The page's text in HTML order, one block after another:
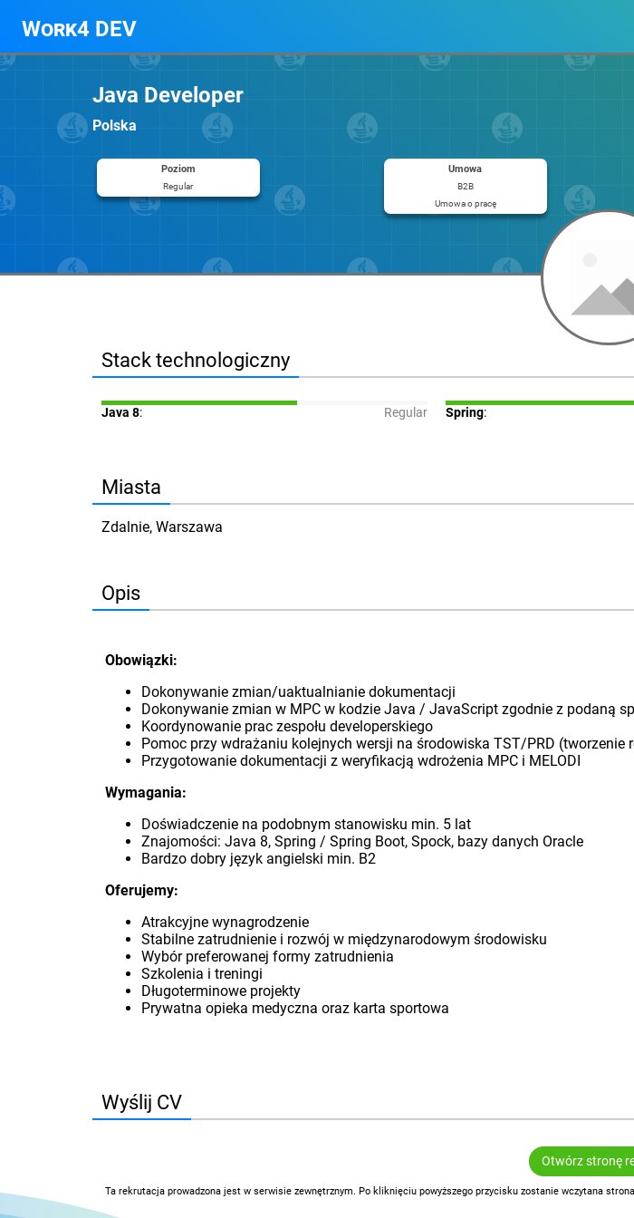
Work4 DEV
Java Developer
Polska
Poziom
Regular
Umowa
B2B
Umowa o pracę
Stack technologiczny
Java 8: Regular Spring:
Miasta
Zdalnie, Warszawa
Opis
Obowiązki:
Dokonywanie zmian/uaktualnianie dokumentacji
Dokonywanie zmian w MPC w kodzie Java / JavaScript zgodnie z podaną
Koordynowanie prac zespołu developerskiego
Pomoc przy wdrażaniu kolejnych wersji na środowiska TST/PRD (tworzenie
Przygotowanie dokumentacji z weryfikacją wdrożenia MPC i MELODI
Wymagania:
Doświadczenie na podobnym stanowisku min. 5 lat
Znajomości: Java 8, Spring / Spring Boot, Spock, bazy danych Oracle
Bardzo dobry język angielski min. B2
Oferujemy:
Atrakcyjne wynagrodzenie
Stabilne zatrudnienie i rozwój w międzynarodowym środowisku
Wybór preferowanej formy zatrudnienia
Szkolenia i treningi
Długoterminowe projekty
Prywatna opieka medyczna oraz karta sportowa
Wyślij CV
Otwórz stronę
Ta rekrutacja prowadzona jest w serwisie zewnętrznym. Po kliknięciu powyższego przycisku zostanie wczytana